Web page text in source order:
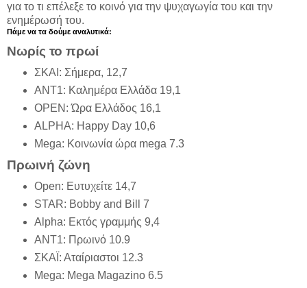
για το τι επέλεξε το κοινό για την ψυχαγωγία του και την
ενημέρωσή του.
Πάμε να τα δούμε αναλυτικά:
Νωρίς το πρωί
ΣΚΑΙ: Σήμερα, 12,7
ΑΝΤ1: Καλημέρα Ελλάδα 19,1
OPEN: Ώρα Ελλάδος 16,1
ALPHA: Happy Day 10,6
Mega: Κοινωνία ώρα mega 7.3
Πρωινή ζώνη
Open: Ευτυχείτε 14,7
STAR: Bobby and Bill 7
Alpha: Εκτός γραμμής 9,4
ΑΝΤ1: Πρωινό 10.9
ΣΚΑΪ: Αταίριαστοι 12.3
Mega: Mega Magazino 6.5